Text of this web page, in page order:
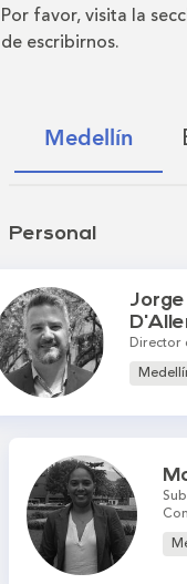
Por favor, visita la
de escribirnos.
Medellín
Personal
Director